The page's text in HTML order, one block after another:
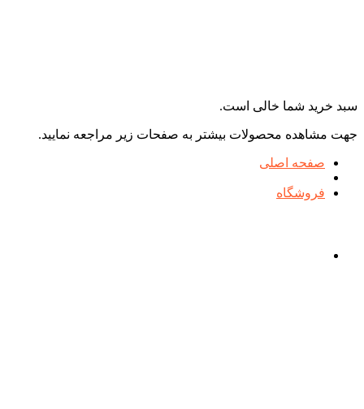
سبد خرید شما خالی است.
جهت مشاهده محصولات بیشتر به صفحات زیر مراجعه نمایید.
صفحه اصلی
فروشگاه